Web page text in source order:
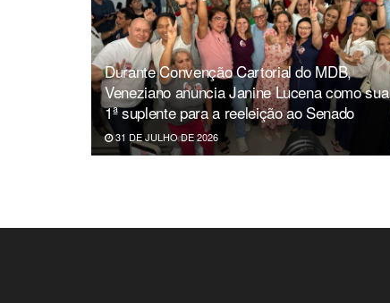
Durante Convenção Cartorial do MDB,
Veneziano anuncia Janine Lucena como sua
1ª suplente para a reeleição ao Senado
31 DE JULHO DE 2026